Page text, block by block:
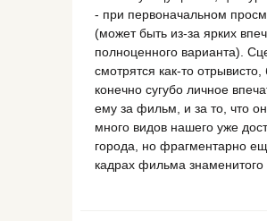
- при первоначальном
(может быть из-за ярких
полноценного варианта).
смотрятся как-то
конечно сугубо личное
ему за фильм, и за то, что
много видов нашего уже
города, но фрагментарно
кадрах фильма